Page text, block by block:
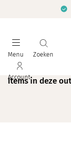
Menu Zoeken
Account
Items in deze